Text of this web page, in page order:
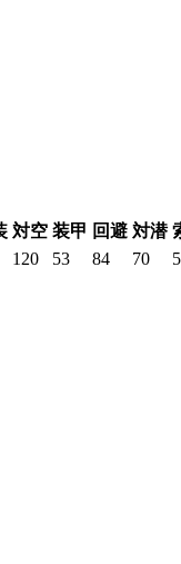
対空 装甲 回避 対潜
120 53 84 70